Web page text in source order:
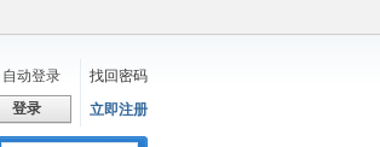
自动登录
找回密码
登录 立即注册